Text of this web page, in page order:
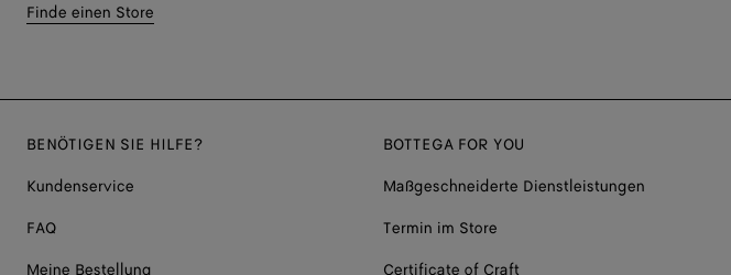
Finde einen Store
BENÖTIGEN SIE HILFE?
Kundenservice
FAQ
Meine Bestellung
BOTTEGA FOR YOU
Maßgeschneiderte Dienstleistungen
Termin im Store
Certificate of Craft